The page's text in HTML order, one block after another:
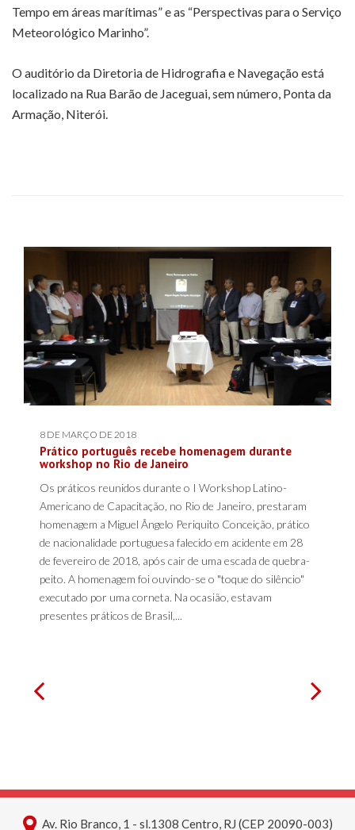
Tempo em áreas marítimas” e as “Perspectivas para o Serviço
Meteorológico Marinho”.
O auditório da Diretoria de Hidrografia e Navegação está
localizado na Rua Barão de Jaceguai, sem número, Ponta da
Armação, Niterói.
8 DE MARÇO DE 2018
Prático português recebe homenagem durante
workshop no Rio de Janeiro
Os práticos reunidos durante o I Workshop Latino-
Americano de Capacitação, no Rio de Janeiro, prestaram
homenagem a Miguel Ângelo Periquito Conceição, prático
de nacionalidade portuguesa falecido em acidente em 28
de fevereiro de 2018, após cair de uma escada de quebra-
peito. A homenagem foi ouvindo-se o "toque do silêncio"
executado por uma corneta. Na ocasião, estavam
presentes práticos de Brasil,...
Av. Rio Branco, 1 - sl.1308 Centro, RJ (CEP 20090-003)